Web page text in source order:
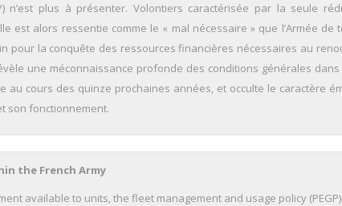
n’est plus à présenter. Volontiers caractérisée par la seule
est alors ressentie comme le « mal nécessaire » que l’Armée de
pour la conquête des ressources financières nécessaires au
une méconnaissance profonde des conditions générales
au cours des quinze prochaines années, et occulte le caractère
son fonctionnement.
the French Army
available to units, the fleet management and usage policy